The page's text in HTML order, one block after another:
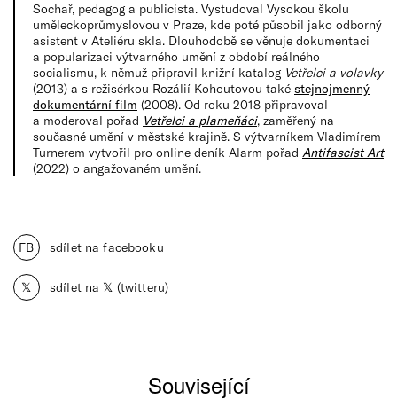
Sochař, pedagog a publicista. Vystudoval Vysokou školu
uměleckoprůmyslovou v Praze, kde poté působil jako odborný
asistent v Ateliéru skla. Dlouhodobě se věnuje dokumentaci
a popularizaci výtvarného umění z období reálného
socialismu, k němuž připravil knižní katalog Vetřelci a volavky
(2013) a s režisérkou Rozálií Kohoutovou také stejnojmenný
dokumentární film (2008). Od roku 2018 připravoval
a moderoval pořad Vetřelci a plameňáci, zaměřený na
současné umění v městské krajině. S výtvarníkem Vladimírem
Turnerem vytvořil pro online deník Alarm pořad Antifascist Art
(2022) o angažovaném umění.
FB sdílet na facebooku
𝕏 sdílet na 𝕏 (twitteru)
Související